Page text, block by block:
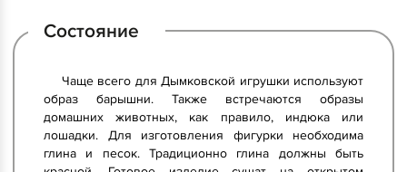
Состояние
Чаще всего для Дымковской игрушки используют
образ барышни. Также встречаются образы
домашних животных, как правило, индюка или
лошадки. Для изготовления фигурки необходима
глина и песок. Традиционно глина должны быть